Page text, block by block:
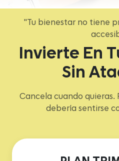
"Tu bienestar no tiene
Invierte En
Sin
Cancela cuando quieras.
debería sentirse